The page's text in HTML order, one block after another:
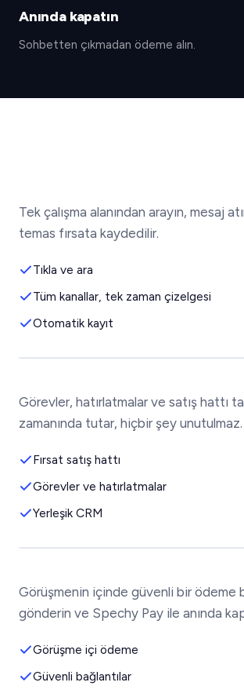
Anında kapatın
Sohbetten çıkmadan ödeme alın.
Tek çalışma alanından arayın, mesaj
temas fırsata kaydedilir.
Tıkla ve ara
Tüm kanallar, tek zaman çizelgesi
Otomatik kayıt
Görevler, hatırlatmalar ve satış hattı
zamanında tutar, hiçbir şey unutulmaz.
Fırsat satış hattı
Görevler ve hatırlatmalar
Yerleşik CRM
Görüşmenin içinde güvenli bir ödeme
gönderin ve Spechy Pay ile anında
Görüşme içi ödeme
Güvenli bağlantılar